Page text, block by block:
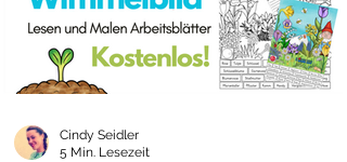
Cindy Seidler
5 Min. Lesezeit